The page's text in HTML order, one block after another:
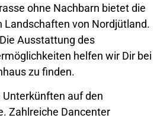
ohne Nachbarn bietet die
von Nordjütland.
Ausstattung des
helfen wir Dir bei
zu finden.
auf den
Zahlreiche Dancenter